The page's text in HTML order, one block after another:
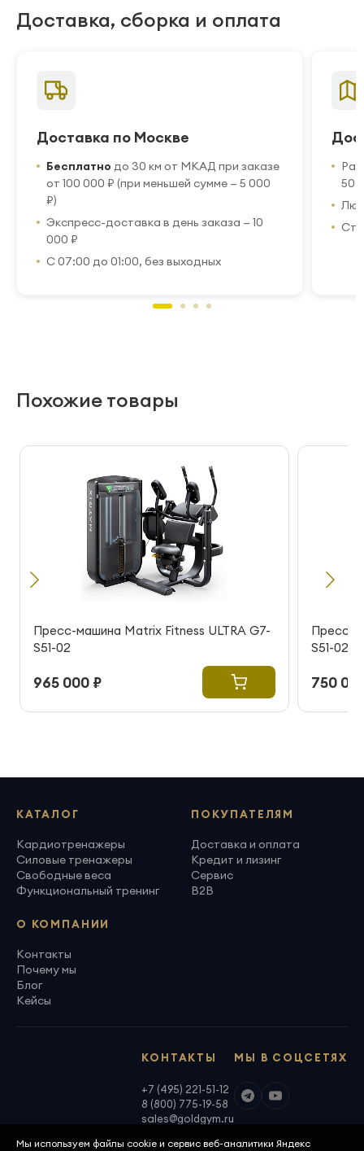
Доставка, сборка и оплата
Доставка по Москве
Бесплатно до 30 км от МКАД при заказе
от 100 000 ₽ (при меньшей сумме — 5 000
₽)
Экспресс-доставка в день заказа — 10
000 ₽
С 07:00 до 01:00, без выходных
50
Похожие товары
Пресс-машина Matrix Fitness ULTRA G7-
S51-02
965 000 ₽
Пресс-
S51-02
750
КАТАЛОГ
Кардиотренажеры
Силовые тренажеры
Свободные веса
Функциональный тренинг
ПОКУПАТЕЛЯМ
Доставка и оплата
Кредит и лизинг
Сервис
B2B
О КОМПАНИИ
Контакты
Почему мы
Блог
Кейсы
МЫ В СОЦСЕТЯХ
КОНТАКТЫ
+7 (495) 221-51-12
8 (800) 775-19-58
sales@goldgym.ru
Мы используем файлы cookie и сервис веб-аналитики Яндекс